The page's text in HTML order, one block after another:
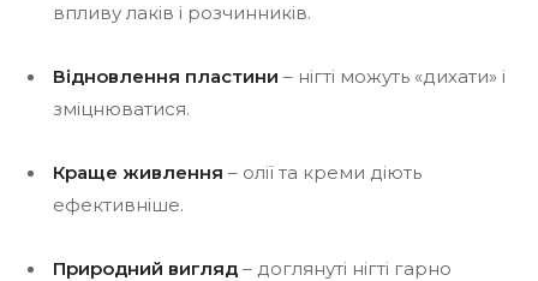
впливу лаків і розчинників.
Відновлення пластини – нігті можуть «дихати» і
зміцнюватися.
Краще живлення – олії та креми діють
ефективніше.
Природний вигляд – доглянуті нігті гарно